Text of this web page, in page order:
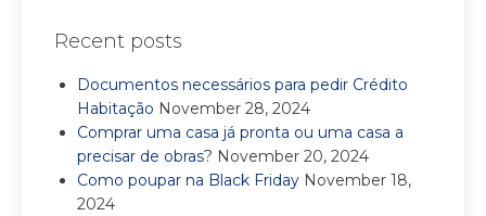
Recent posts
Documentos necessários para pedir Crédito
Habitação November 28, 2024
Comprar uma casa já pronta ou uma casa a
precisar de obras? November 20, 2024
Como poupar na Black Friday November 18,
2024